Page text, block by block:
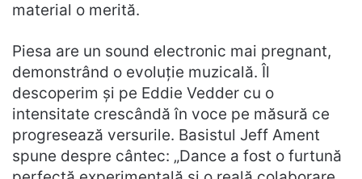
material o merită.
Piesa are un sound electronic mai pregnant,
demonstrând o evoluție muzicală. Îl
descoperim și pe Eddie Vedder cu o
intensitate crescândă în voce pe măsură ce
progresează versurile. Basistul Jeff Ament
spune despre cântec: „Dance a fost o furtună